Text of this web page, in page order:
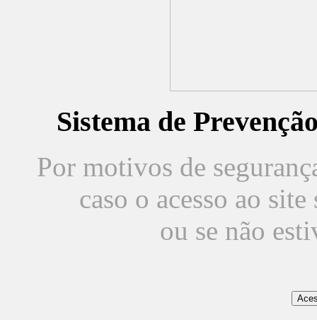
Sistema de
Por motivos de
caso o acesso ao
ou se não